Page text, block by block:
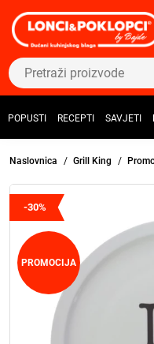
POPUSTI RECEPTI SAVJETI
Naslovnica Grill King
-30%
PROMOCIJA